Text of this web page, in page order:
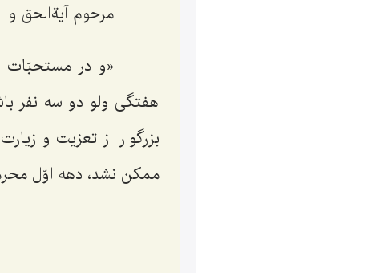
مرحوم آیةالحق و
«و در مستحبّات
هفتگی ولو دو سه نفر
بزرگوار از تعزیت و
ممکن نشد، دهه اوّل